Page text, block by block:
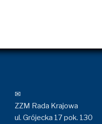
✉
ZZM Rada Krajowa
ul. Grójecka 17 pok. 130